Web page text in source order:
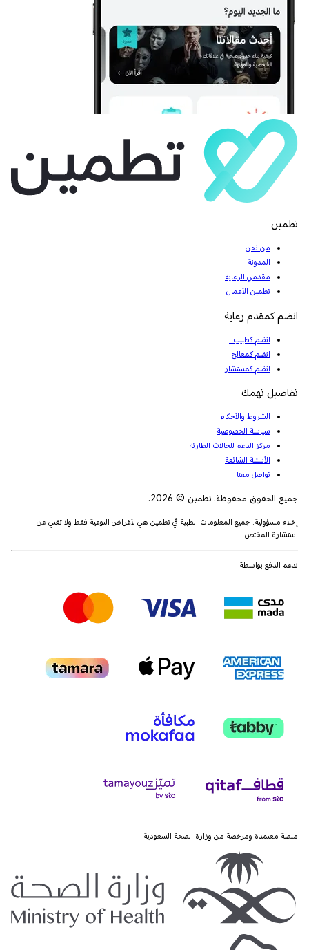
تطمين
من نحن
المدونة
مقدمي الرعاية
تطمين الأعمال
انضم كمقدم رعاية
انضم كطبيب
انضم كمعالج
انضم كمستشار
تفاصيل تهمك
الشروط والأحكام
سياسة الخصوصية
مركز الدعم للحالات الطارئة
الأسئلة الشائعة
تواصل معنا
جميع الحقوق محفوظة. تطمين © 2026.
إخلاء مسؤولية: جميع المعلومات الطبية في تطمين هي لأغراض التوعية فقط ولا تغني عن
استشارة المختص.
ندعم الدفع بواسطة
منصة معتمدة ومرخصة من وزارة الصحة السعودية